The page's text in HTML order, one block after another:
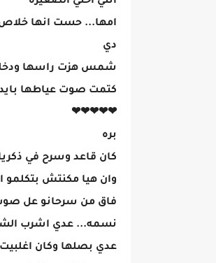
امها... حست انها
دي
شمس هزت راسها ودخلت
كتمت صوت عياطها
❤❤❤❤❤
بره
كان قاعد وسرح في
وان هيا مكنتش بتكلمو
فاق من سرحانو عل
نسمه... عدي اشرب
عدي بصلها وكان